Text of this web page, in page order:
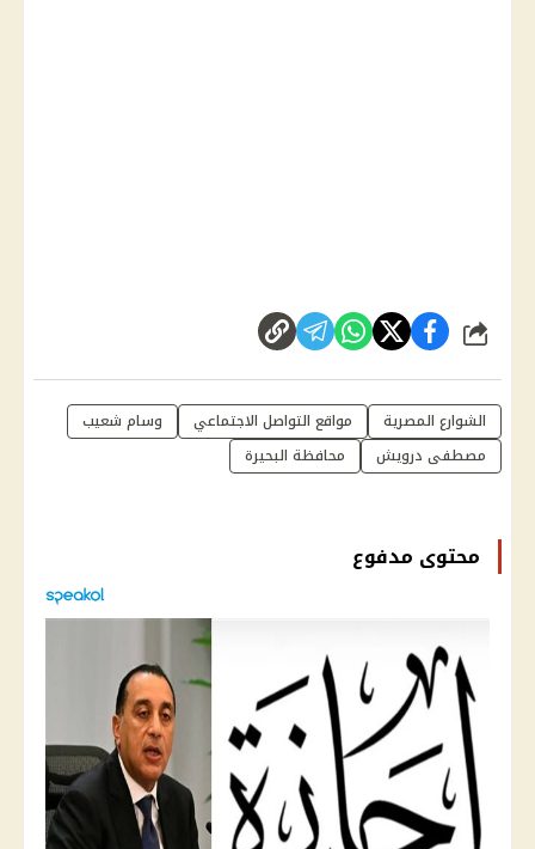
شارك
الشوارع المصرية مواقع التواصل الاجتماعي
وسام شعيب
مصطفى درويش
محافظة البحيرة
محتوى مدفوع